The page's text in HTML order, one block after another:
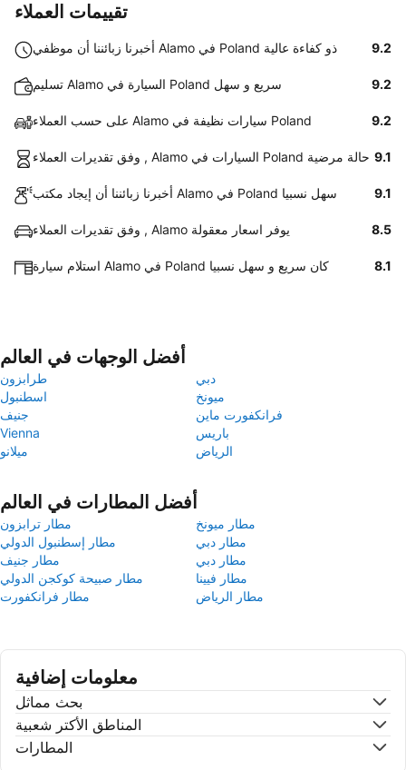
تقييمات العملاء
أخبرنا زبائننا أن موظفي Alamo في Poland ذو كفاءة عالية 9.2
تسليم Alamo السيارة في Poland سريع و سهل 9.2
على حسب العملاء Alamo سيارات نظيفة في Poland 9.2
وفق تقديرات العملاء , Alamo السيارات في Poland حالة مرضية 9.1
أخبرنا زبائننا أن إيجاد مكتب Alamo في Poland سهل نسبيا 9.1
وفق تقديرات العملاء , Alamo يوفر اسعار معقولة 8.5
استلام سيارة Alamo في Poland كان سريع و سهل نسبيا 8.1
أفضل الوجهات في العالم
طرابزون
دبي
اسطنبول
ميونخ
جنيف
فرانكفورت ماين
Vienna
باريس
ميلانو
الرياض
أفضل المطارات في العالم
مطار ترابزون
مطار ميونخ
مطار إسطنبول الدولي
مطار دبي
مطار جنيف
مطار دبي
مطار صبيحة كوكجن الدولي
مطار فيينا
مطار فرانكفورت
مطار الرياض
معلومات إضافية
بحث مماثل
المناطق الأكتر شعبية
المطارات